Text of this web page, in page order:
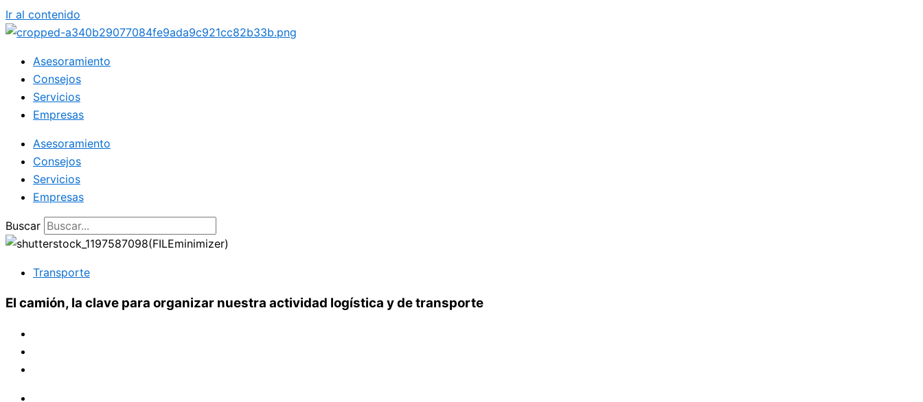
Ir al contenido
Asesoramiento
Consejos
Servicios
Empresas
Asesoramiento
Consejos
Servicios
Empresas
Buscar
Transporte
El camión, la clave para organizar nuestra actividad logística y de transporte